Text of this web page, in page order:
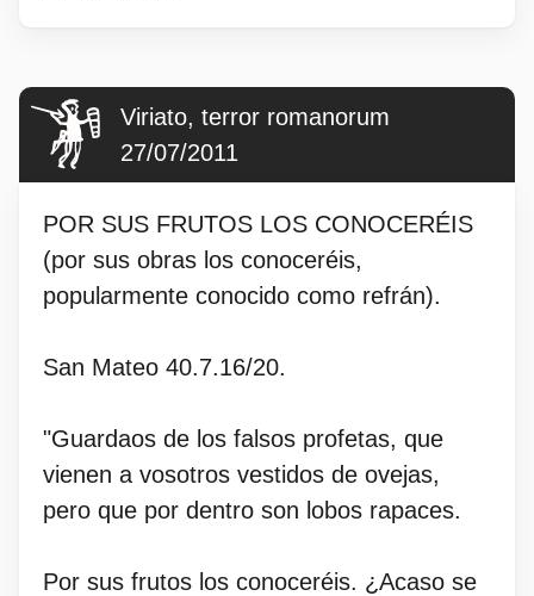
Viriato, terror romanorum
27/07/2011
POR SUS FRUTOS LOS CONOCERÉIS
(por sus obras los conoceréis,
popularmente conocido como refrán).
San Mateo 40.7.16/20.
"Guardaos de los falsos profetas, que
vienen a vosotros vestidos de ovejas,
pero que por dentro son lobos rapaces.
Por sus frutos los conoceréis. ¿Acaso se